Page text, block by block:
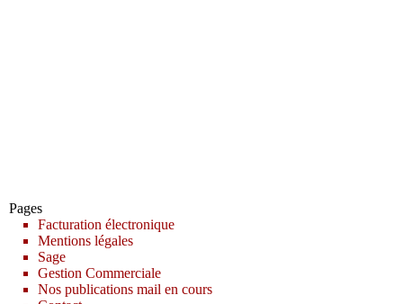
Pages
Facturation électronique
Mentions légales
Sage
Gestion Commerciale
Nos publications mail en cours